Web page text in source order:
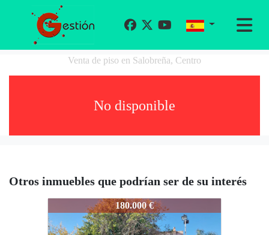
Venta de piso en Salobreña, Centro
No disponible
Otros inmuebles que podrían ser de su interés
1433-3147
180.000 €